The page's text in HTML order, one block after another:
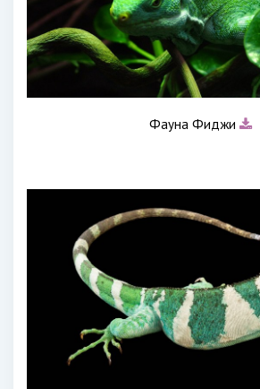
Фауна Фиджи